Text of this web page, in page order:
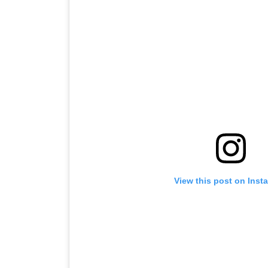
View this post on